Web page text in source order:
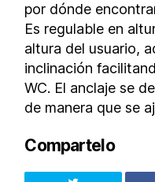
por dónde
Es regulable en
altura del usuario,
inclinación
WC. El anclaje se
de manera que se
Compartelo